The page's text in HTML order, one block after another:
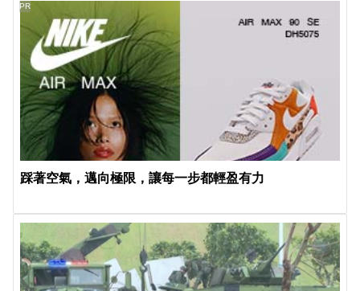
踩著空氣，邁向極限，讓每一步都輕盈有力
PR